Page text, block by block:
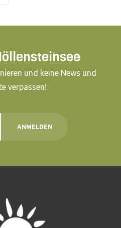
und keine News und
verpassen!
ANMELDEN